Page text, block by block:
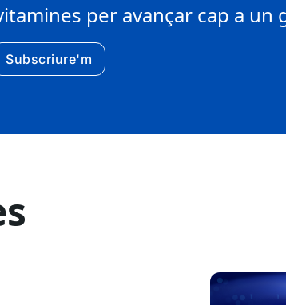
per avançar cap a un
Subscriure'm